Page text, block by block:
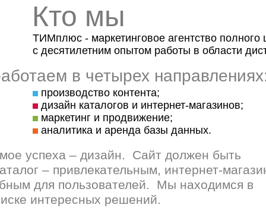
ТИМплюс - маркетинговое агентство полного
с десятилетним опытом работы в области
Кто мы
в четырех
производство контента;
дизайн каталогов и интернет-магазинов;
маркетинг и продвижение;
аналитика и аренда базы данных.
успеха – дизайн. Сайт должен быть
– привлекательным, интернет-
для пользователей. Мы находимся в
интересных решений.